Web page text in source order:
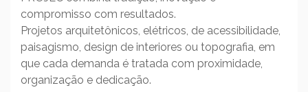
compromisso com resultados.
Projetos arquitetônicos, elétricos, de acessibilidade,
paisagismo, design de interiores ou topografia, em
que cada demanda é tratada com proximidade,
organização e dedicação.